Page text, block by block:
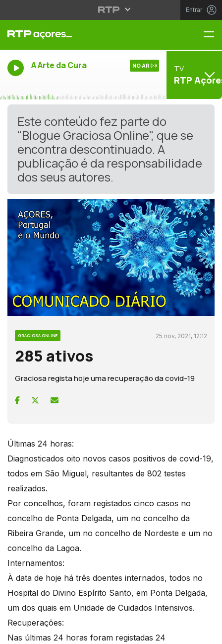
Entrar
A Arte da Cura NO AR TV
RTP
Este conteúdo fez parte do
"Blogue Graciosa Online", que se
encontra descontinuado. A
publicação é da responsabilidade
dos seus autores.
GRACIOSA ONLINE 25 nov, 2021, 12:12
285 ativos
Graciosa regista hoje uma recuperação da covid-19
Últimas 24 horas:
Diagnosticados oito novos casos positivos de covid-19,
todos em São Miguel, resultantes de 802 testes
realizados.
Por concelhos, foram registados cinco casos no
concelho de Ponta Delgada, um no concelho da
Ribeira Grande, um no concelho de Nordeste e um no
concelho da Lagoa.
Internamentos:
À data de hoje há três doentes internados, todos no
Hospital do Divino Espírito Santo, em Ponta Delgada,
um dos quais em Unidade de Cuidados Intensivos.
Recuperações:
Nas últimas 24 horas foram registadas 24